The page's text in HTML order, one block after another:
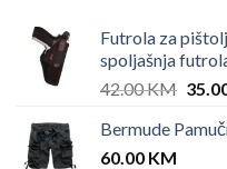
Futrola za
spoljašnja
42.00KM
was:
Bermude
60.00 KM